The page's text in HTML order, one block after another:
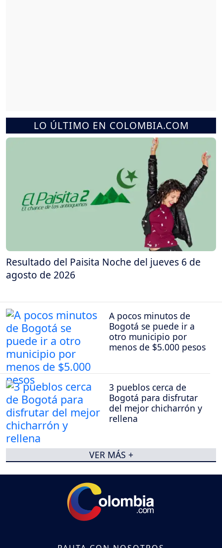
LO ÚLTIMO EN COLOMBIA.COM
Resultado del Paisita Noche del jueves 6 de
agosto de 2026
A pocos minutos de
Bogotá se puede ir a
otro municipio por
menos de $5.000 pesos
3 pueblos cerca de
Bogotá para disfrutar
del mejor chicharrón y
rellena
VER MÁS +